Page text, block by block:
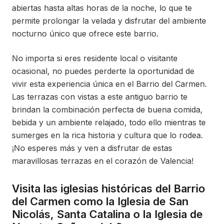
abiertas hasta altas horas de la noche, lo que te
permite prolongar la velada y disfrutar del ambiente
nocturno único que ofrece este barrio.
No importa si eres residente local o visitante
ocasional, no puedes perderte la oportunidad de
vivir esta experiencia única en el Barrio del Carmen.
Las terrazas con vistas a este antiguo barrio te
brindan la combinación perfecta de buena comida,
bebida y un ambiente relajado, todo ello mientras te
sumerges en la rica historia y cultura que lo rodea.
¡No esperes más y ven a disfrutar de estas
maravillosas terrazas en el corazón de Valencia!
Visita las iglesias históricas del Barrio
del Carmen como la Iglesia de San
Nicolás, Santa Catalina o la Iglesia de